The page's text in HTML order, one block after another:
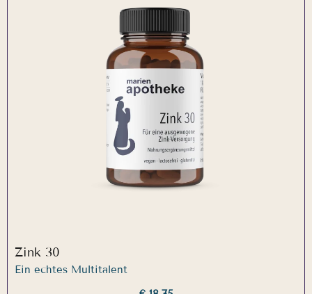
Zink 30
Ein echtes Multitalent